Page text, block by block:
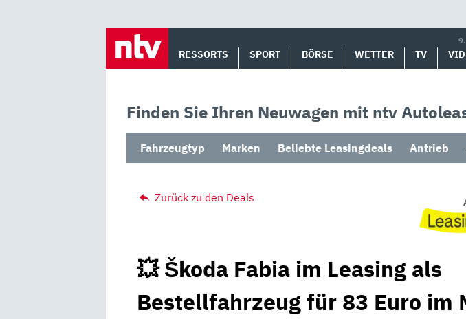
RESSORTS SPORT BÖRSE WETTER TV
Finden Sie Ihren Neuwagen mit ntv
Fahrzeugtyp Marken Beliebte Leasingdeals Antrieb
Zurück zu den Deals
💥 Škoda Fabia im Leasing als
Bestellfahrzeug für 83 Euro im